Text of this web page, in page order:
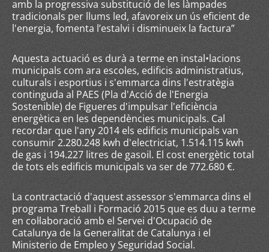
amb la progressiva substitució de les làmpades
tradicionals per llums led, afavoreix un ús eficient de
l'energia, fomenta l’estalvi i disminueix la factura”
Aquesta actuació es durà a terme en instal•lacions
municipals com ara escoles, edificis administratius,
culturals i esportius i s'emmarca dins l'estratègia
continguda al PAES (Pla d'Acció de l'Energia
Sostenible) de Figueres d'impulsar l'eficiència
energètica en les dependències municipals. Cal
recordar que l'any 2014 els edificis municipals van
consumir 2.280.248 kwh d'electriciat, 1.514.115 kwh
de gas i 194.227 litres de gasoil. El cost energètic total
de tots els edificis municipals va ser de 772.680 €.
La contractació d'aquest assessor s'emmarca dins el
programa Treball i Formació 2015 que es duu a terme
en col·laboració amb el Servei d'Ocupació de
Catalunya de la Generalitat de Catalunya i el
Ministerio de Empleo y Seguridad Social.